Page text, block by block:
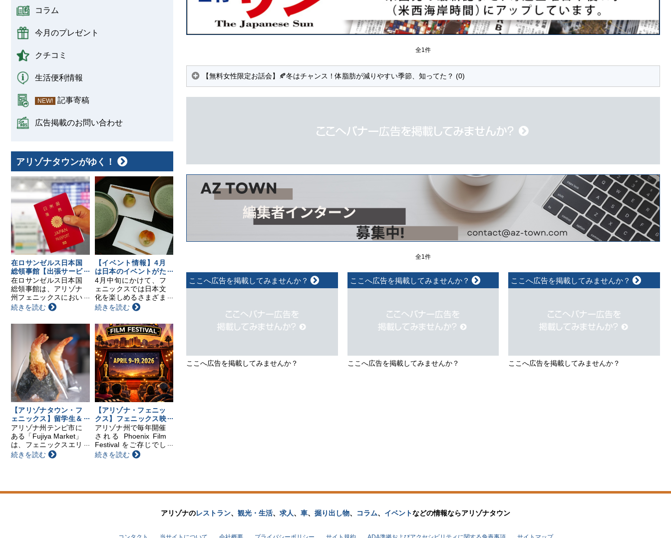
コラム
今月のプレゼント
クチコミ
生活便利情報
NEW! 記事寄稿
広告掲載のお問い合わせ
アリゾナタウンがゆく！
在ロサンゼルス日本国
総領事館【出張サービ
スのお知らせ】
在ロサンゼルス日本国
総領事館は、アリゾナ
州フェニックスにおい
て以下の日程で領事出
す。（※事前予約制）
付は行いませんのでご
留意ください。 領事
出張サービス スケ
ジ...
続きを読む
【イベント情報】4月
は日本のイベントがた
くさん！要チェック！
4月中旬にかけて、フ
ェニックスでは日本文
化を楽しめるさまざま
なイベントが開催され
べを楽しめるティーテ
イスティングから、本
格的な茶道体験、盆栽
展示、そしてアジア文
化や食・パフォーマ
ン...
続きを読む
【アリゾナタウン・フ
ェニックス】留学生＆
在住者必見！フェニッ
クスの“日本のコンビ
ニ”
アリゾナ州テンピ市に
ある「Fujiya Market」
は、フェニックスエリ
アのほぼ中心に位置す
本人留学生や現地在住
続きを読む
【アリゾナ・フェニッ
クス】フェニックス映
画祭のご紹介
アリゾナ州で毎年開催
される Phoenix Film
Festival をご存じでし
ょうか？ 今年は、4月
日間にわたり...
続きを読む
全1件
【無料女性限定お話会】🍂冬はチャンス！体脂肪が減りやすい季節、知ってた？ (0)
全1件
ここへ広告を掲載してみませんか？
ここへ広告を掲載してみませんか？
ここへ広告を掲載してみませんか？
ここへ広告を掲載してみませんか？
ここへ広告を掲載してみませんか？
ここへ広告を掲載してみませんか？
アリゾナのレストラン、 観光・生活、 求人、 車、 掘り出し物、 コラム、 イベントなどの情報ならアリゾナタウン